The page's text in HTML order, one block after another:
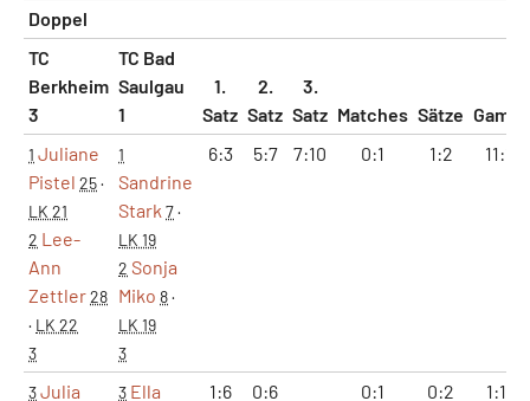
Doppel
TC
Berkheim
3
TC Bad
Saulgau
1
1.
Satz
2.
Satz
3.
Satz Matches Sätze Games
1 Juliane
Pistel 25·
LK 21
2 Lee-
Ann
Zettler28
· LK 22
3
1
Sandrine
Stark 7·
LK 19
2 Sonja
Miko 8·
LK 19
3
6:3 5:7 7:10 0:1 1:2 11:11
3Julia
3 Ella
1:6 0:6 0:1 0:2 1:12